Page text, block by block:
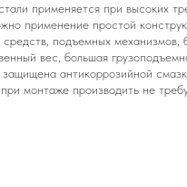
применяется при высоких
применение простой
подъемных механизмов,
вес, большая
антикоррозийной
монтаже производить не